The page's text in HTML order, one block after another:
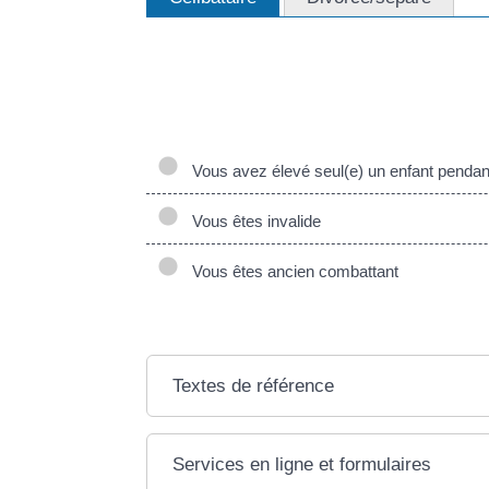
Vous avez élevé seul(e) un enfant
Vous êtes invalide
Vous êtes ancien combattant
Textes de référence
Services en ligne et formulaires